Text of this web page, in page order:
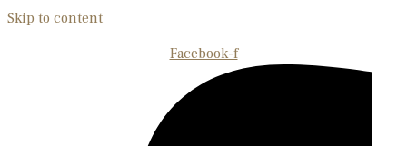
Skip to content
Facebook-f